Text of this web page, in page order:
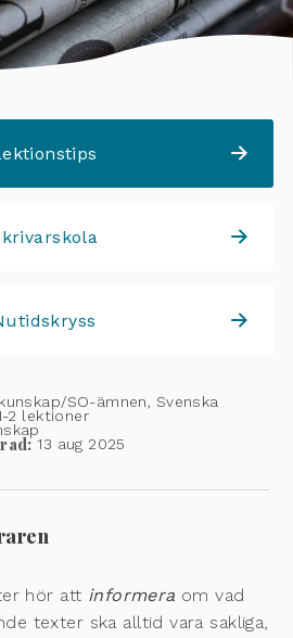
SO-ämnen, Svenska
2 lektioner
13 aug 2025
hör att informera om vad
texter ska alltid vara sakliga,